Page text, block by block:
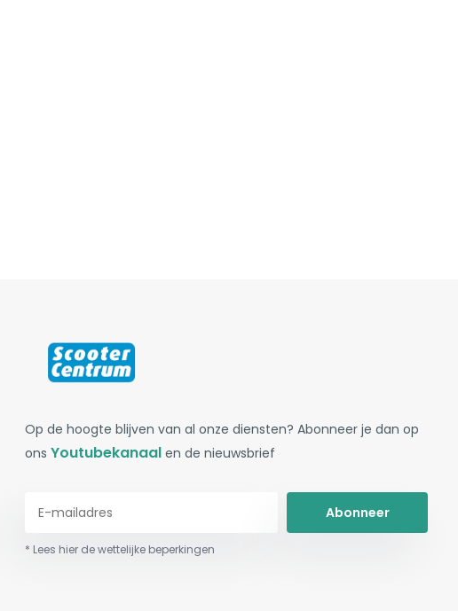
Op de hoogte blijven van al onze diensten? Abonneer je dan op
onsYoutubekanaal en de nieuwsbrief
Abonneer
* Lees hier de wettelijke beperkingen